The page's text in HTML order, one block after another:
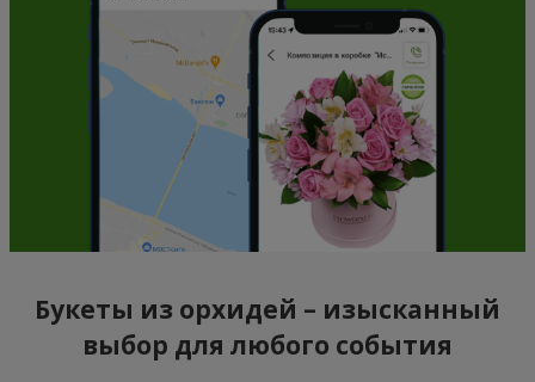
Букеты из орхидей – изысканный
выбор для любого события